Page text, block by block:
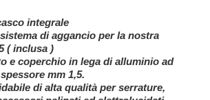
integrale
di aggancio per la nostra
( inclusa )
e coperchio in lega di alluminio ad
mm 1,5.
di alta qualità per serrature,